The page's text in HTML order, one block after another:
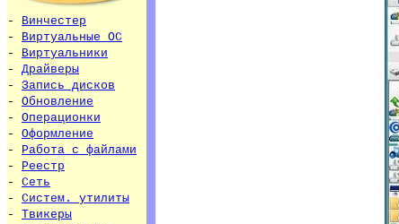
- Винчестер
- Виртуальные ОС
- Виртуальники
- Драйверы
- Запись дисков
- Обновление
- Операционки
- Оформление
- Работа с файлами
- Реестр
- Сеть
- Систем. утилиты
- Твикеры